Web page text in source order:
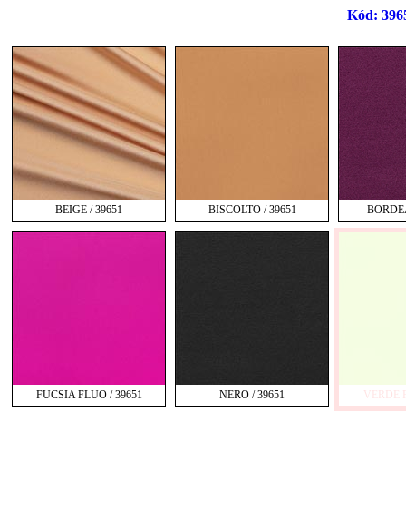
Kód:
BEIGE / 39651 BISCOLTO / 39651
FUCSIA FLUO / 39651 NERO / 39651 VERDE